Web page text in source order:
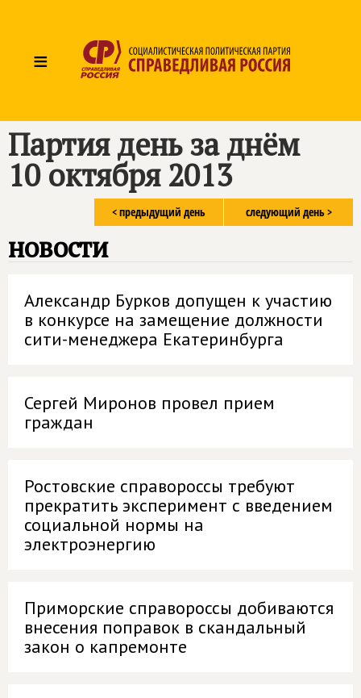
≡
Партия день за днём
10 октября 2013
следующий день >
< предыдущий день
новости
Александр Бурков допущен к участию
в конкурсе на замещение должности
сити-менеджера Екатеринбурга
Сергей Миронов провел прием
граждан
Ростовские справороссы требуют
прекратить эксперимент с введением
социальной нормы на
электроэнергию
Приморские справороссы добиваются
внесения поправок в скандальный
закон о капремонте